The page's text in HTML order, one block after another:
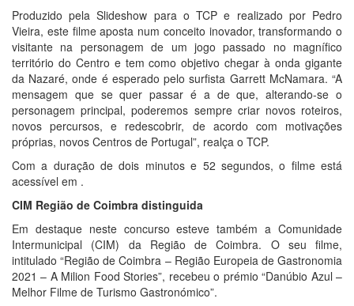
Produzido pela Slideshow para o TCP e realizado por Pedro
Vieira, este filme aposta num conceito inovador, transformando o
visitante na personagem de um jogo passado no magnífico
território do Centro e tem como objetivo chegar à onda gigante
da Nazaré, onde é esperado pelo surfista Garrett McNamara. “A
mensagem que se quer passar é a de que, alterando-se o
personagem principal, poderemos sempre criar novos roteiros,
novos percursos, e redescobrir, de acordo com motivações
próprias, novos Centros de Portugal”, realça o TCP.
Com a duração de dois minutos e 52 segundos, o filme está
acessível em .
CIM Região de Coimbra distinguida
Em destaque neste concurso esteve também a Comunidade
Intermunicipal (CIM) da Região de Coimbra. O seu filme,
intitulado “Região de Coimbra – Região Europeia de Gastronomia
2021 – A Milion Food Stories”, recebeu o prémio “Danúbio Azul –
Melhor Filme de Turismo Gastronómico”.